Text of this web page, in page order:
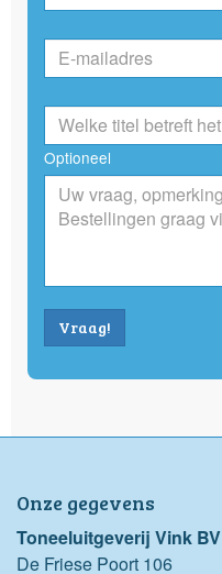
Optioneel
Vraag!
Onze gegevens
Toneeluitgeverij Vink BV
De Friese Poort 106